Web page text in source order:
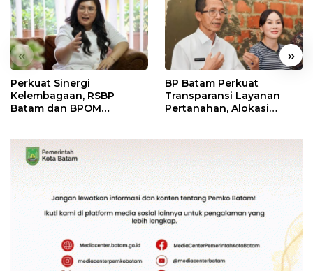
« »
Perkuat Sinergi
Kelembagaan, RSBP
Batam dan BPOM
BP Batam Perkuat
Transparansi Layanan
Pertanahan, Alokasi